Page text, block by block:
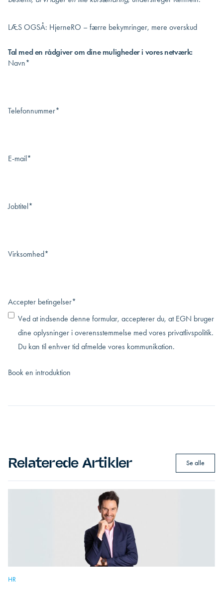
LÆS OGSÅ: HjerneRO – færre bekymringer, mere overskud
Tal med en rådgiver om dine muligheder i vores netværk:
Navn*
Telefonnummer*
E-mail*
Jobtitel*
Virksomhed*
Accepter betingelser*
Ved at indsende denne formular, accepterer du, at EGN bruger
dine oplysninger i overensstemmelse med vores privatlivspolitik.
Du kan til enhver tid afmelde vores kommunikation.
Relaterede Artikler Se alle
HR